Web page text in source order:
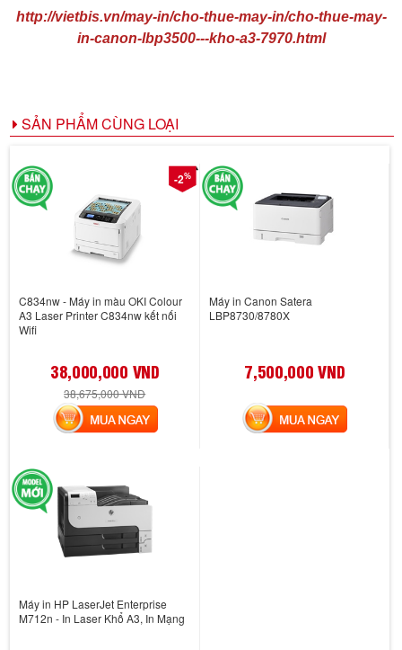
http://vietbis.vn/may-in/cho-thue-may-in/cho-thue-may-
in-canon-lbp3500---kho-a3-7970.html
SẢN PHẨM CÙNG LOẠI
-2%
C834nw - Máy in màu OKI Colour
A3 Laser Printer C834nw kết nối
Wifi
38,000,000 VND
38,675,000 VND
MUA NGAY
Máy in Canon Satera
LBP8730/8780X
7,500,000 VND
MUA NGAY
Máy in HP LaserJet Enterprise
M712n - In Laser Khổ A3, In Mạng